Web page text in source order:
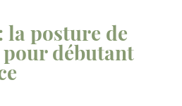
la posture de
pour débutant